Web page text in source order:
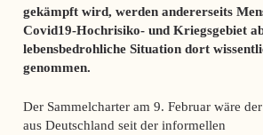
gekämpft wird, werden andererseits
Covid19-Hochrisiko- und Kriegsgebiet
lebensbedrohliche Situation dort
genommen.
Der Sammelcharter am 9. Februar wäre
aus Deutschland seit der informellen